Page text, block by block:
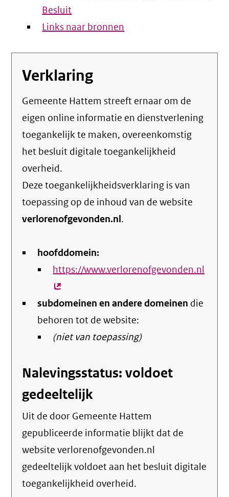
Besluit
Links naar bronnen
Verklaring
Gemeente Hattem streeft ernaar om de
eigen online informatie en dienstverlening
toegankelijk te maken, overeenkomstig
het besluit digitale toegankelijkheid
overheid.
Deze toegankelijkheidsverklaring is van
toepassing op de inhoud van de website
verlorenofgevonden.nl.
hoofddomein:
https://www.verlorenofgevonden.nl
subdomeinen en andere domeinen die
behoren tot de website:
(niet van toepassing)
Nalevingsstatus: voldoet
gedeeltelijk
Uit de door Gemeente Hattem
gepubliceerde informatie blijkt dat de
website verlorenofgevonden.nl
gedeeltelijk voldoet aan het besluit digitale
toegankelijkheid overheid.